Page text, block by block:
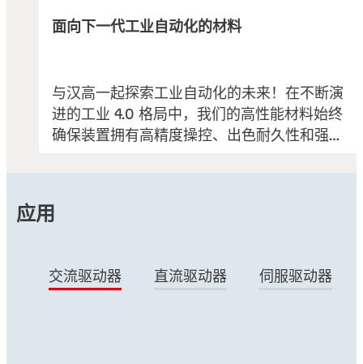
面向下一代工业自动化的材料
与汉高一起探索工业自动化的未来！在不断演
进的工业 4.0 格局中，我们的高性能材料始终
确保装置拥有高精度操控、出色耐久性和强大
应用
交流驱动器 直流驱动器 伺服驱动器